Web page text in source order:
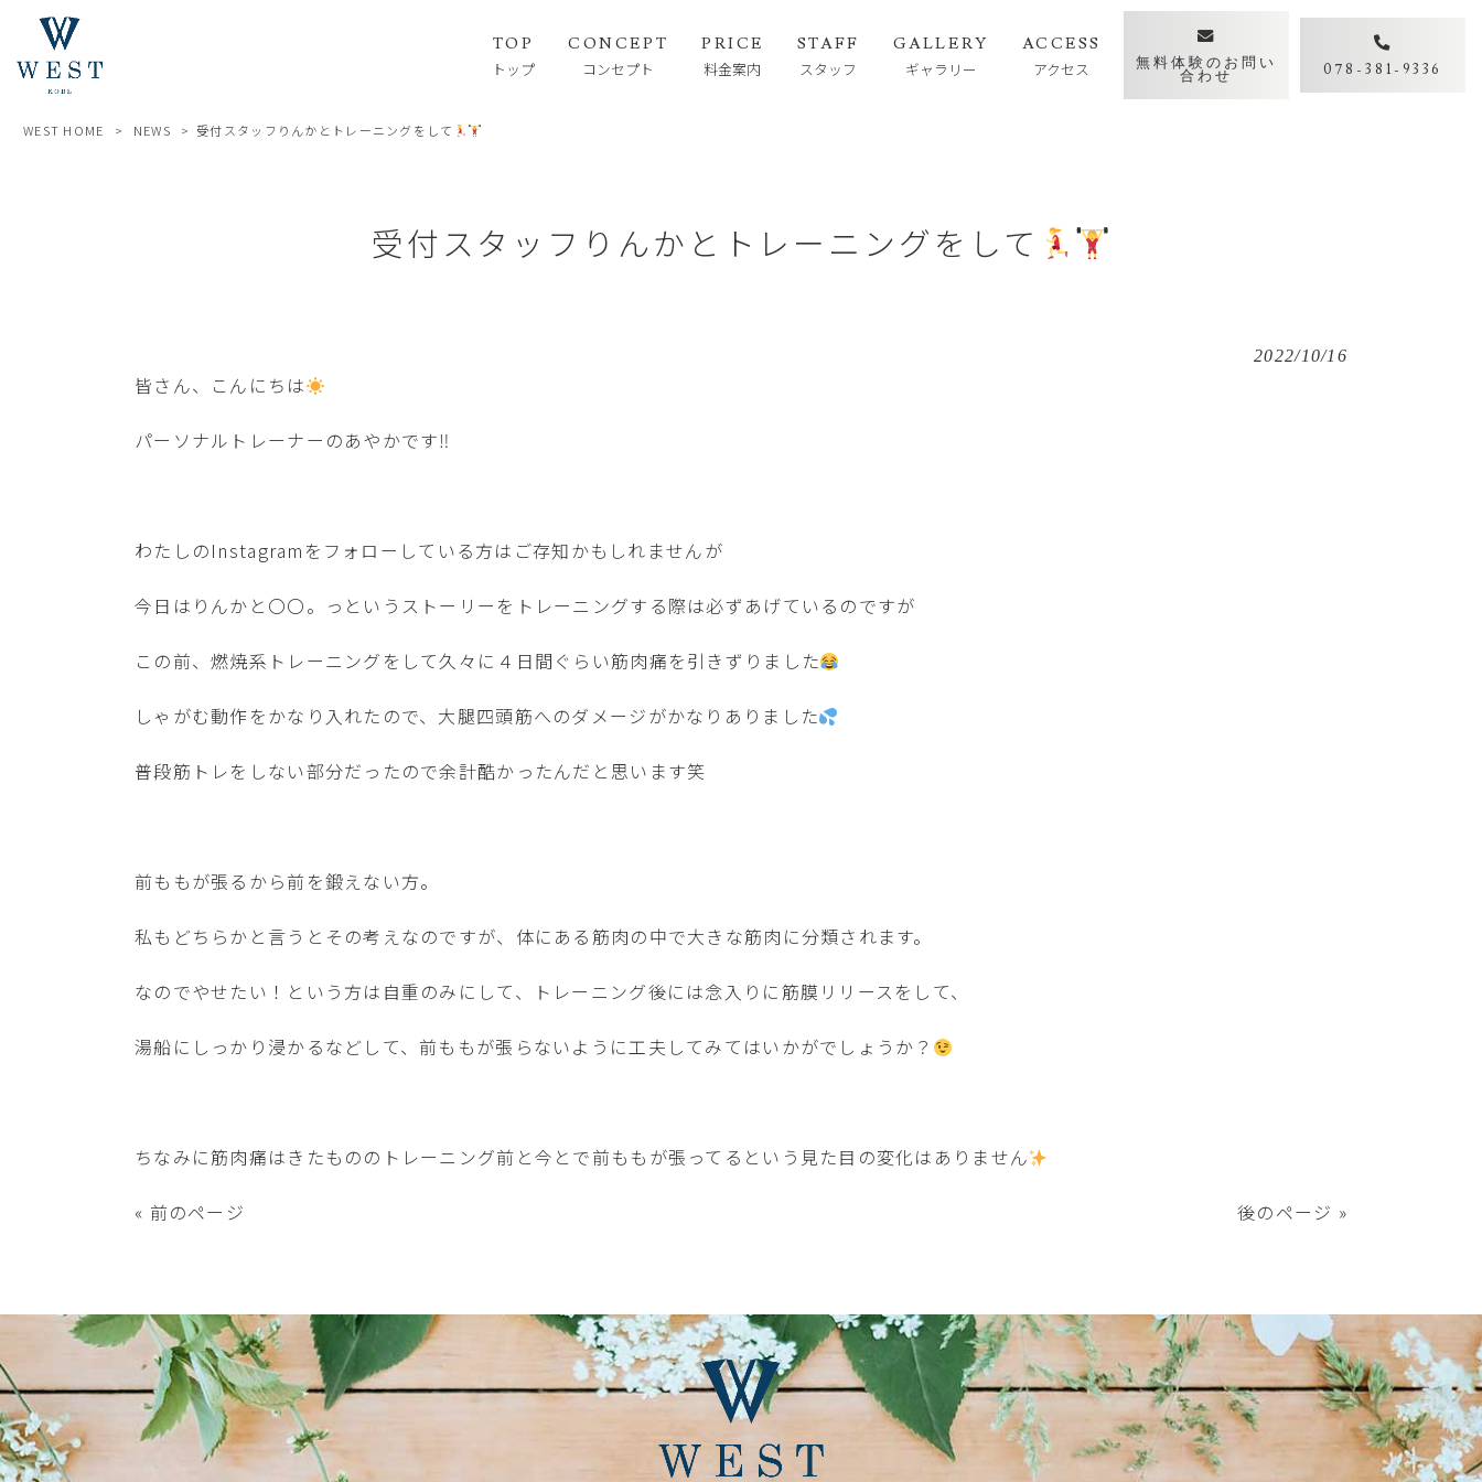
TOP
トップ
CONCEPT
コンセプト
PRICE
料金案内
STAFF
スタッフ
GALLERY
ギャラリー
ACCESS
アクセス
無料体験のお問い
合わせ 078-381-9336
WEST HOME > NEWS > 受付スタッフりんかとトレーニングをして
受付スタッフりんかとトレーニングをして
2022/10/16
皆さん、こんにちは
パーソナルトレーナーのあやかです‼︎
わたしのInstagramをフォローしている方はご存知かもしれませんが
今日はりんかと〇〇。っというストーリーをトレーニングする際は必ずあげているのですが
この前、燃焼系トレーニングをして久々に４日間ぐらい筋肉痛を引きずりました
しゃがむ動作をかなり入れたので、大腿四頭筋へのダメージがかなりありました
普段筋トレをしない部分だったので余計酷かったんだと思います笑
前ももが張るから前を鍛えない方。
私もどちらかと言うとその考えなのですが、体にある筋肉の中で大きな筋肉に分類されます。
なのでやせたい！という方は自重のみにして、トレーニング後には念入りに筋膜リリースをして、
湯船にしっかり浸かるなどして、前ももが張らないように工夫してみてはいかがでしょうか？
ちなみに筋肉痛はきたもののトレーニング前と今とで前ももが張ってるという見た目の変化はありません
« 前のページ 後のページ »